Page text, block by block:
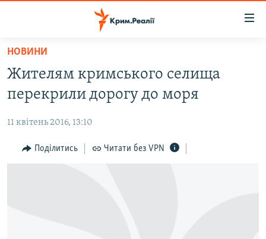
Перейти
основного
матеріалу
Перейти
до
навігації
Перейти
ВІДЕО ТА ФОТО
ПОЛІТИКА
БЛОГИ
НОВИНИ
Жителям кримського селища
перекрили дорогу до моря
11 квітень 2016, 13:10
Поділитись Читати без VPN